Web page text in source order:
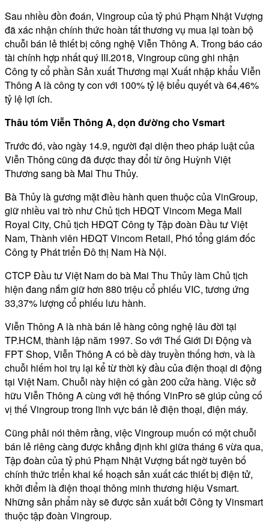
Sau nhiều đồn đoán, Vingroup của tỷ phú Phạm Nhật Vượng
đã xác nhận chính thức hoàn tất thương vụ mua lại toàn bộ
chuỗi bán lẻ thiết bị công nghệ Viễn Thông A. Trong báo cáo
tài chính hợp nhất quý III.2018, Vingroup cũng ghi nhận
Công ty cổ phần Sản xuất Thương mại Xuất nhập khẩu Viễn
Thông A là công ty con với 100% tỷ lệ biểu quyết và 64,46%
tỷ lệ lợi ích.
Thâu tóm Viễn Thông A, dọn đường cho Vsmart
Trước đó, vào ngày 14.9, người đại diện theo pháp luật của
Viễn Thông cũng đã được thay đổi từ ông Huỳnh Việt
Thương sang bà Mai Thu Thủy.
Bà Thủy là gương mặt điều hành quen thuộc của VinGroup,
giữ nhiều vai trò như Chủ tịch HĐQT Vincom Mega Mall
Royal City, Chủ tịch HĐQT Công ty Tập đoàn Đầu tư Việt
Nam, Thành viên HĐQT Vincom Retail, Phó tổng giám đốc
Công ty Phát triển Đô thị Nam Hà Nội.
CTCP Đầu tư Việt Nam do bà Mai Thu Thủy làm Chủ tịch
hiện đang nắm giữ hơn 880 triệu cổ phiếu VIC, tương ứng
33,37% lượng cổ phiếu lưu hành.
Viễn Thông A là nhà bán lẻ hàng công nghệ lâu đời tại
TP.HCM, thành lập năm 1997. So với Thế Giới Di Động và
FPT Shop, Viễn Thông A có bề dày truyền thống hơn, và là
chuỗi hiếm hoi trụ lại kể từ thời kỳ đầu của điện thoại di động
tại Việt Nam. Chuỗi này hiện có gần 200 cửa hàng. Việc sở
hữu Viễn Thông A cùng với hệ thống VinPro sẽ giúp củng cố
vị thế Vingroup trong lĩnh vực bán lẻ điện thoại, điện máy.
Cũng phải nói thêm rằng, việc Vingroup muốn có một chuỗi
bán lẻ riêng càng được khẳng định khi giữa tháng 6 vừa qua,
Tập đoàn của tỷ phú Phạm Nhật Vượng bất ngờ tuyên bố
chính thức triển khai kế hoạch sản xuất các thiết bị điện tử,
khởi điểm là điện thoại thông minh thương hiệu Vsmart.
Những sản phẩm này sẽ được sản xuất bởi Công ty Vinsmart
thuộc tập đoàn Vingroup.